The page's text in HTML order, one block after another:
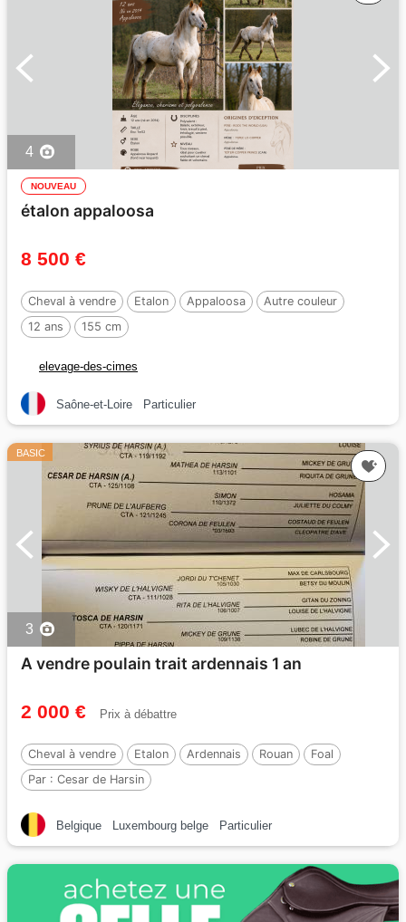
4
NOUVEAU
étalon appaloosa
8 500 €
Cheval à vendre Etalon Appaloosa
Autre couleur
12 ans
155 cm
elevage-des-cimes
Saône-et-Loire Particulier
BASIC
3
A vendre poulain trait ardennais 1 an
2 000 € Prix à débattre
Cheval à vendre Etalon Ardennais Rouan
Foal
Par : Cesar de Harsin
Belgique Luxembourg belge Particulier